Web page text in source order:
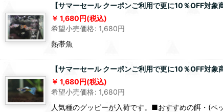
【サマーセール クーポンご利用で更に10％OFF対
1,680円(税込)
希望小売価格: 1,680円
熱帯魚
【サマーセール クーポンご利用で更に10％OFF対
1,680円(税込)
希望小売価格: 1,680円
人気種のグッピーが入荷です。■おすすめの餌・(